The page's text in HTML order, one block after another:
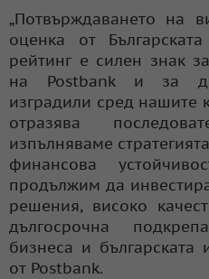
„Потвърждаването на
оценка от
рейтинг е силен знак
на Postbank и за
изградили сред нашите
отразява
изпълняваме
финансова
продължим да
решения, високо
дългосрочна
бизнеса и българската
от Postbank.